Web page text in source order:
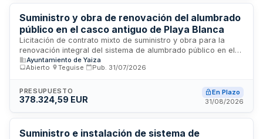
y técnica, presentar sus ofertas por vía electrónica a través
de la Plataforma de Contratación del Sector Público y
comprometerse al cumplimiento de normativas de seguridad,
salud laboral y medio ambiente.
Suministro y obra de renovación del alumbrado
público en el casco antiguo de Playa Blanca
Licitación de contrato mixto de suministro y obra para la
renovación integral del sistema de alumbrado público en el
casco antiguo de Playa Blanca. El suministro constituye la
prestación principal del contrato, que incluye el diseño,
equipos necesarios para modernizar la infraestructura de
iluminación pública de la zona. El contrato se ejecutará en un
período de garantía de tres años a partir de la recepción de
las obras.
Ayuntamiento de Yaiza
Abierto
Teguise Pub. 31/07/2026
PRESUPUESTO
378.324,59 EUR
En Plazo
31/08/2026
Suministro e instalación de sistema de